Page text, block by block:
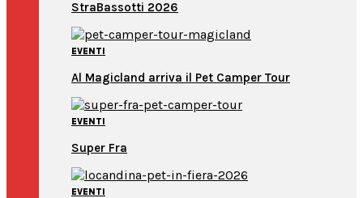
StraBassotti 2026
EVENTI
Al Magicland arriva il Pet Camper Tour
EVENTI
Super Fra
EVENTI